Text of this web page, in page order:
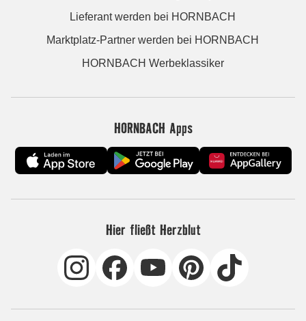
Lieferant werden bei HORNBACH
Marktplatz-Partner werden bei HORNBACH
HORNBACH Werbeklassiker
HORNBACH Apps
Hier fließt Herzblut